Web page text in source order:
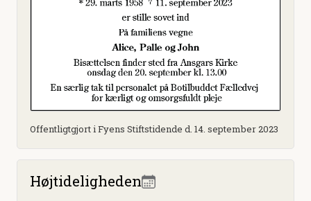
Offentligtgjort i Fyens Stiftstidende d. 14. september 2023
Højtideligheden